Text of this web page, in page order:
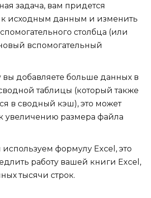
задача, вам придется
к исходным данным и изменить
столбца (или
вспомогательный
вы добавляете больше данных в
таблицы (который также
в сводный кэш), это может
увеличению размера файла
используем формулу Excel, это
работу вашей книги Excel,
тысячи строк.